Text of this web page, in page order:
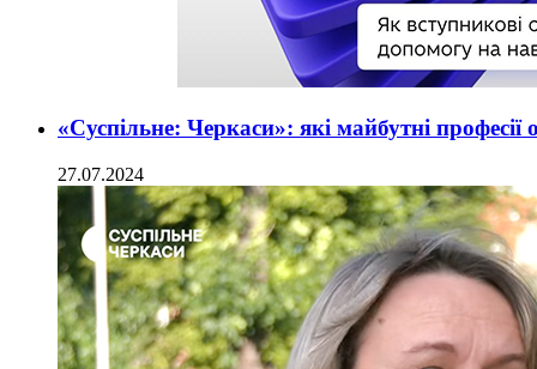
«Суспільне: Черкаси»: які майбутні
27.07.2024